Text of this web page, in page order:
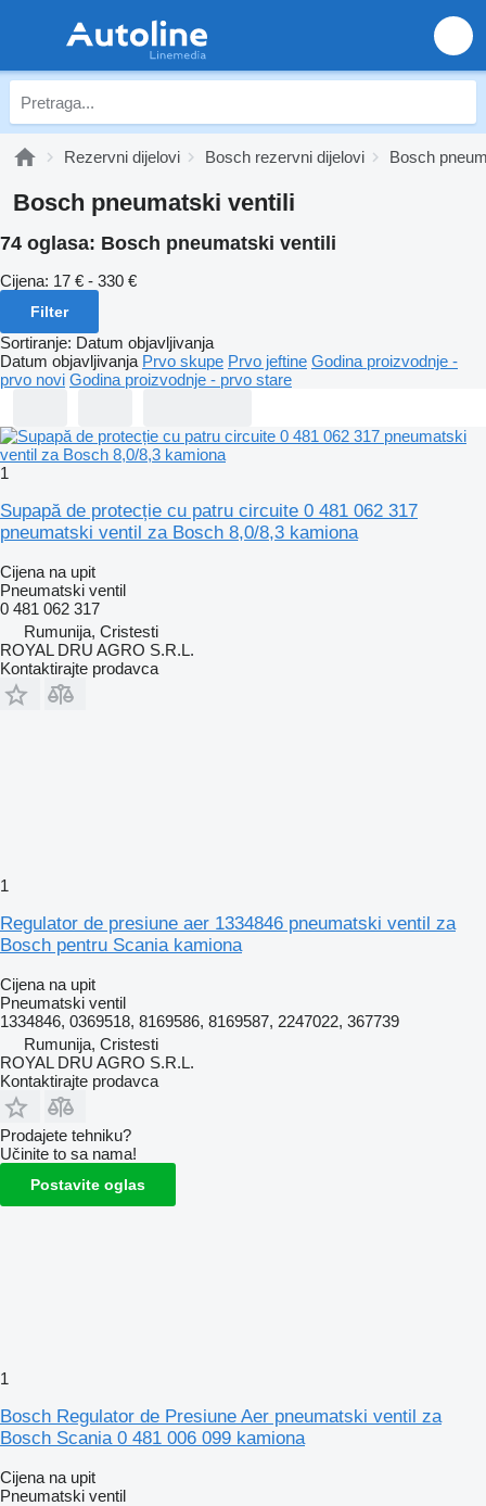
Rezervni dijelovi Bosch rezervni dijelovi Bosch
Bosch pneumatski ventili
74 oglasa: Bosch pneumatski ventili
Cijena: 17 € - 330 €
Filter
Sortiranje: Datum objavljivanja
Datum objavljivanja Prvo skupe Prvo jeftine Godina proizvodnje -
prvo novi Godina proizvodnje - prvo stare
1
Supapă de protecție cu patru circuite 0 481 062 317
pneumatski ventil za Bosch 8,0/8,3 kamiona
Cijena na upit
Pneumatski ventil
0 481 062 317
Rumunija, Cristesti
ROYAL DRU AGRO S.R.L.
Kontaktirajte prodavca
1
Regulator de presiune aer 1334846 pneumatski ventil za
Bosch pentru Scania kamiona
Cijena na upit
Pneumatski ventil
1334846, 0369518, 8169586, 8169587, 2247022, 367739
Rumunija, Cristesti
ROYAL DRU AGRO S.R.L.
Kontaktirajte prodavca
Prodajete tehniku?
Učinite to sa nama!
Postavite oglas
1
Bosch Regulator de Presiune Aer pneumatski ventil za
Bosch Scania 0 481 006 099 kamiona
Cijena na upit
Pneumatski ventil